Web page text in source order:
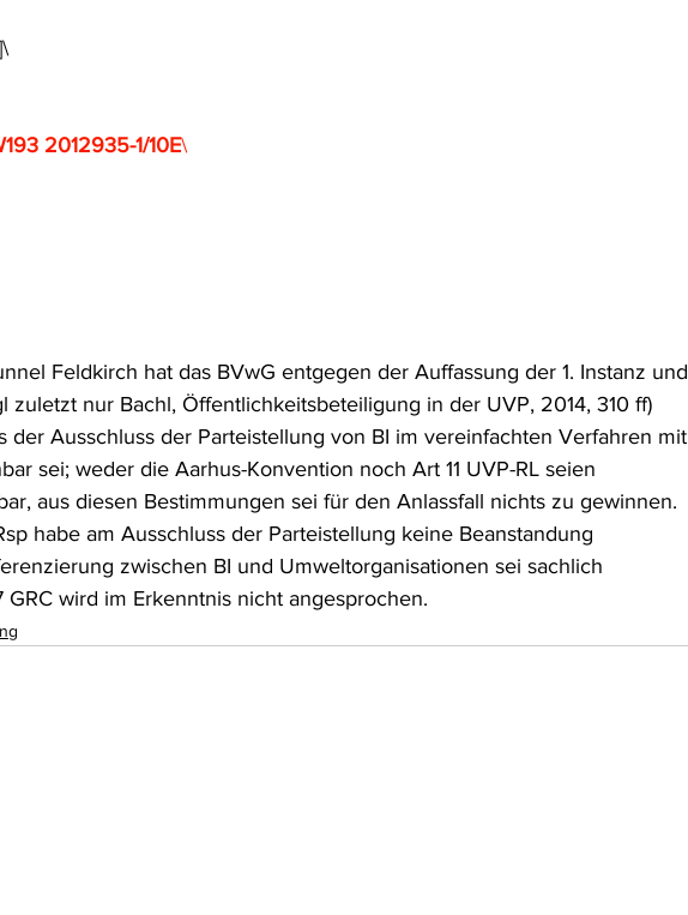
2012935-1/10E\
Feldkirch hat das BVwG entgegen der Auffassung der 1. Instanz und
zuletzt nur Bachl, Öffentlichkeitsbeteiligung in der UVP, 2014, 310 ff)
der Ausschluss der Parteistellung von BI im vereinfachten Verfahren mit
sei; weder die Aarhus-Konvention noch Art 11 UVP-RL seien
aus diesen Bestimmungen sei für den Anlassfall nichts zu gewinnen.
habe am Ausschluss der Parteistellung keine Beanstandung
zwischen BI und Umweltorganisationen sei sachlich
wird im Erkenntnis nicht angesprochen.